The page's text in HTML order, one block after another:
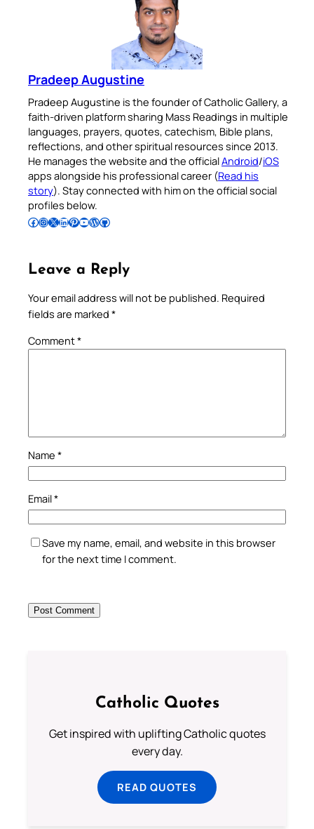
Pradeep Augustine
Pradeep Augustine is the founder of Catholic Gallery, a
faith-driven platform sharing Mass Readings in multiple
languages, prayers, quotes, catechism, Bible plans,
reflections, and other spiritual resources since 2013.
He manages the website and the officialAndroid/iOS
apps alongside his professional career (Read his
story). Stay connected with him on the official social
profiles below.
Follow Pradeep on Facebook Follow Pradeep on InstagramFollow Pradeep on X Follow Pradeep on LinkedIn Follow Pradeep on Pinterest Subscribe to Pradeep’s Youtube Channel Follow Pradeep on WordPress Follow Pradeep on GitHub
Leave a Reply
Your email address will not be published. Required
fields are marked *
Comment*
Name *
Email*
Save my name, email, and website in this browser
for the next time I comment.
Catholic Quotes
Get inspired with uplifting Catholic quotes
every day.
READ QUOTES